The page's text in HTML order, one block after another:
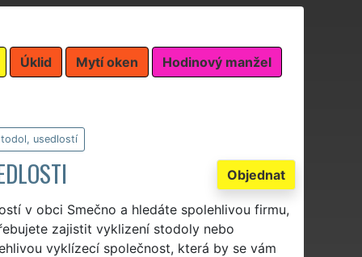
Úklid Mytí oken Hodinový manžel
usedlostí
Objednat
v obci Smečno a hledáte spolehlivou firmu,
zajistit vyklizení stodoly nebo
vyklízecí společnost, která by se vám